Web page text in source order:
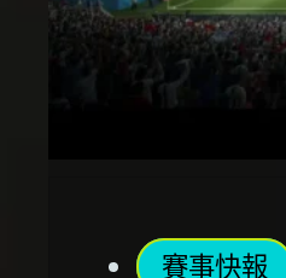
賽事快報